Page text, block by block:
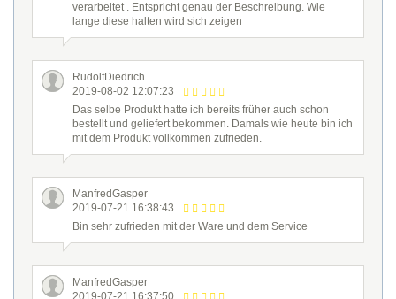
verarbeitet . Entspricht genau der Beschreibung. Wie
lange diese halten wird sich zeigen
RudolfDiedrich
2019-08-02 12:07:23
Das selbe Produkt hatte ich bereits früher auch schon
bestellt und geliefert bekommen. Damals wie heute bin ich
mit dem Produkt vollkommen zufrieden.
ManfredGasper
2019-07-21 16:38:43
Bin sehr zufrieden mit der Ware und dem Service
ManfredGasper
2019-07-21 16:37:50